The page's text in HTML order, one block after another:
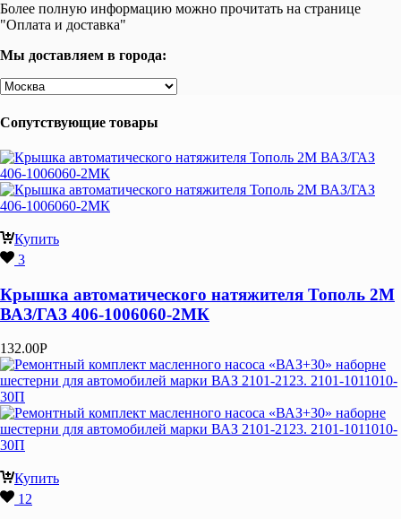
Более полную информацию можно прочитать на странице
"Оплата и доставка"
Мы доставляем в города:
Сопутствующие товары
Купить
3
Крышка автоматического натяжителя Тополь 2М
ВАЗ/ГАЗ 406-1006060-2МК
132.00Р
Купить
12